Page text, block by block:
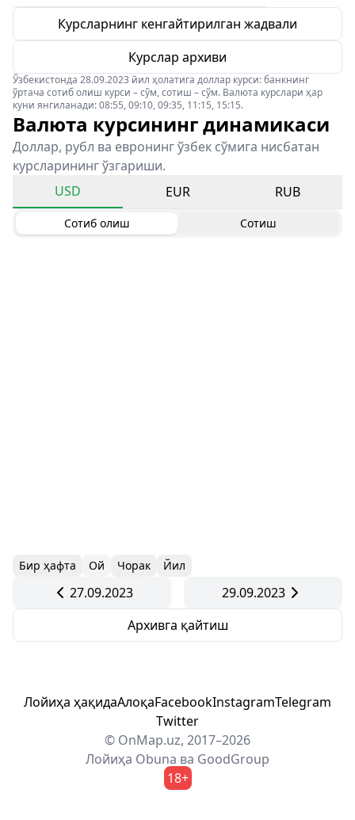
Курсларнинг кенгайтирилган жадвали
Курслар архиви
Ўзбекистонда 28.09.2023 йил ҳолатига доллар курси: банкнинг
ўртача сотиб олиш курси – сўм, сотиш – сўм. Валюта курслари ҳар
куни янгиланади: 08:55, 09:10, 09:35, 11:15, 15:15.
Валюта курсининг динамикаси
Доллар, рубл ва евронинг ўзбек сўмига нисбатан
курсларининг ўзгариши.
USD
EUR RUB
Сотиб олиш Сотиш
Бир ҳафта Ой Чорак Йил
27.09.2023
29.09.2023
Архивга қайтиш
Лойиҳа ҳақидаАлоқаFacebookInstagramTelegram
Twitter
© OnMap.uz, 2017–2026
Лойиҳа Obuna ва GoodGroup
18+